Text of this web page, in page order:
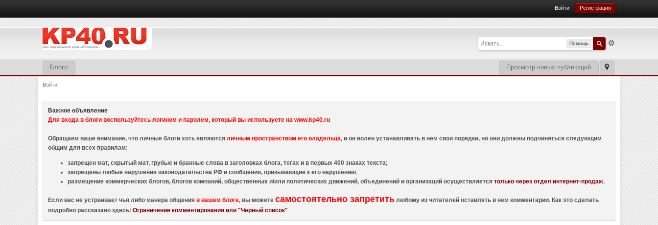
Войти Регистрация
Помощь
Просмотр новых публикаций
Блоги
Войти
Важное объявление
Для входа в блоги воспользуйтесь логином и паролем, который вы используете на www.kp40.ru
Обращаем ваше внимание, что личные блоги хоть являютсяличным пространством его владельца, и он волен устанавливать в нем свои порядки, но они должны подчиняться следующим
общим для всех правилам:
запрещен мат, скрытый мат, грубые и бранные слова в заголовках блога, тегах и в первых 400 знаках текста;
запрещены любые нарушения законодательства РФ и сообщения, призывающие к его нарушению;
размещение коммерческих блогов, блогов компаний, общественных и/или политических движений, объединений и организаций осуществляетсятолько через отдел интернет-продаж.
Если вас не устраивает чья либо манера общенияв вашем блоге, вы можетесамостоятельно запретить любому из читателей оставлять в нем комментарии. Как это сделать
подробно рассказано здесь:Ограничение комментирования или "Черный список"